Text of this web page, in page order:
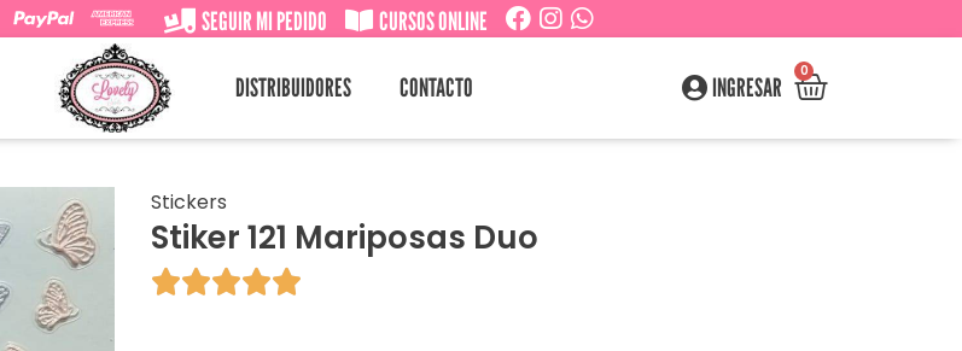
SEGUIR MI PEDIDO CURSOS ONLINE
DISTRIBUIDORES CONTACTO INGRESAR
0
Stickers
Stiker 121 Mariposas Duo
